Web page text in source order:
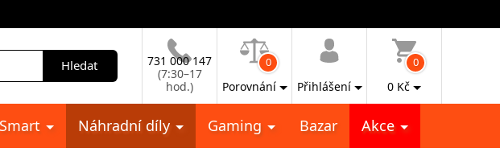
Hledat
731 000 147
(7:30–17
hod.)
0
Porovnání Přihlášení
0
0 Kč
Smart Náhradní díly Gaming Bazar Akce